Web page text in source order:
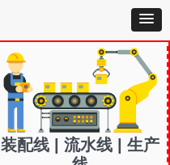
装配线 | 流水线 | 生产